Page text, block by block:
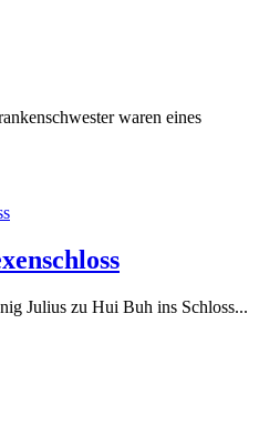
waren eines
Julius zu Hui Buh ins Schloss...